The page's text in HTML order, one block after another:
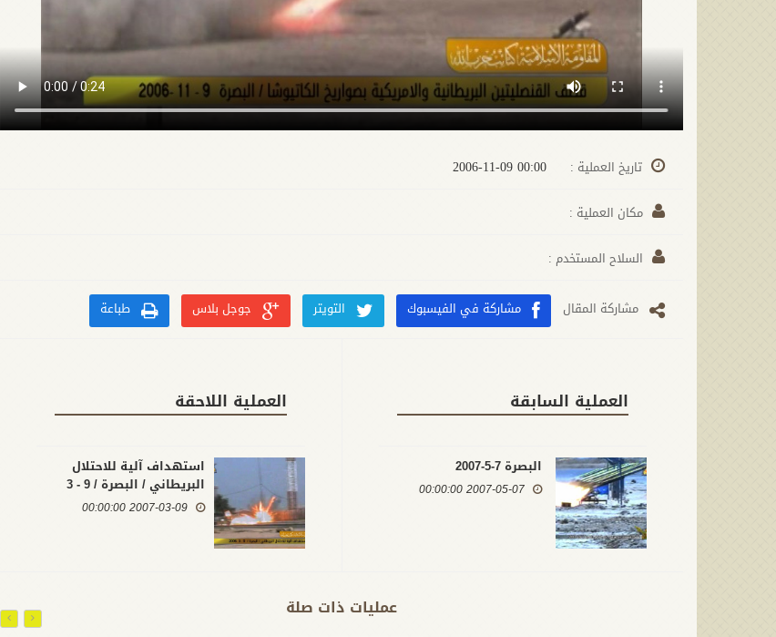
تاريخ العملية :
مكان العملية :
السلاح المستخدم :
مشارکة المقال مشاركة في الفيسبوك التويتر جوجل بلاس طباعة
العملية السابقة
البصرة 7-5-2007
2007-05-07 00:00:00
العملية اللاحقة
استهداف آلية للاحتلال
البريطاني / البصرة / 9 - 3
-2006
2007-03-09 00:00:00
عمليات ذات صلة